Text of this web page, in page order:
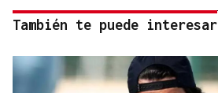
También te puede interesar